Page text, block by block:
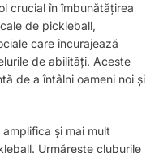
crucial în îmbunătățirea
de pickleball,
care încurajează
de abilități. Aceste
de a întâlni oameni noi și
și mai mult
Urmărește cluburile